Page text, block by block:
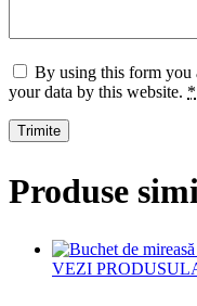
By using this form you
your data by this website. *
Produse
VEZI PRODUSUL